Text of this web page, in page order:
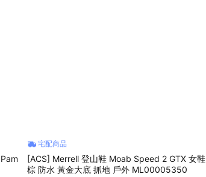
宅配商品
[ACS] Merrell 登山鞋 Moab Speed 2 GTX 女鞋
棕 防水 黃金大底 抓地 戶外 ML00005350